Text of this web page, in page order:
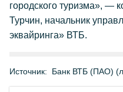
городского туризма», —
Турчин, начальник
эквайринга» ВТБ.
Источник: Банк ВТБ (ПАО)